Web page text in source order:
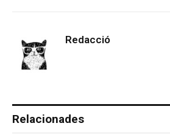
Redacció
Relacionades